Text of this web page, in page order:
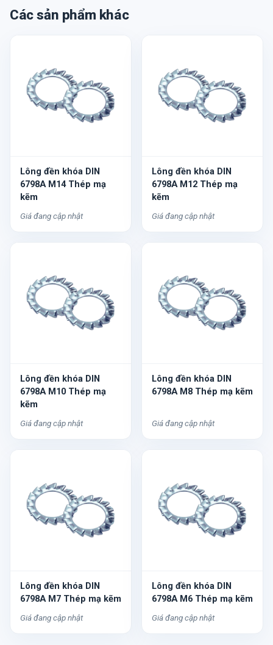
Các sản phẩm khác
Lông đền khóa DIN
6798A M14 Thép mạ
kẽm
Giá đang cập nhật
Lông đền khóa DIN
6798A M12 Thép mạ
kẽm
Giá đang cập nhật
Lông đền khóa DIN
6798A M10 Thép mạ
kẽm
Giá đang cập nhật
Lông đền khóa DIN
6798A M8 Thép mạ kẽm
Giá đang cập nhật
Lông đền khóa DIN
6798A M7 Thép mạ kẽm
Giá đang cập nhật
Lông đền khóa DIN
6798A M6 Thép mạ kẽm
Giá đang cập nhật